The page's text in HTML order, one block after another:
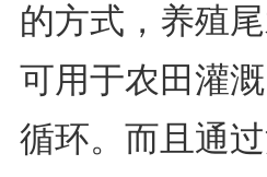
的方式，养殖
可用于农田灌
循环。而且通